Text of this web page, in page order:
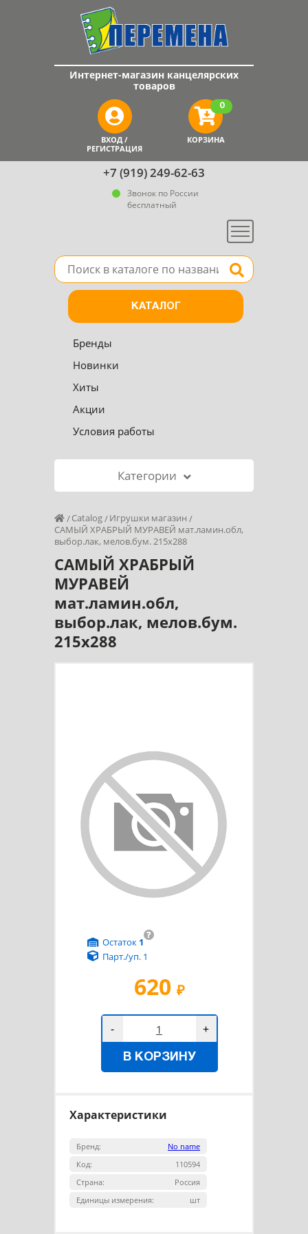
+7 (919) 249-62-63
Звонок по России
бесплатный
Меню
Интернет-магазин канцелярских
товаров
ВХОД /
РЕГИСТРАЦИЯ
КОРЗИНА
0
Поле для поиска товара в каталоге Найти
КАТАЛОГ
Бренды
Новинки
Хиты
Акции
Условия работы
Категории
Catalog
Игрушки магазин
САМЫЙ ХРАБРЫЙ МУРАВЕЙ мат.ламин.обл,
выбор.лак, мелов.бум. 215х288
САМЫЙ ХРАБРЫЙ
МУРАВЕЙ
мат.ламин.обл,
выбор.лак, мелов.бум.
215х288
620 ₽
?
Остаток 1
Парт./уп. 1
- +
В КОРЗИНУ
Характеристики
Бренд:
No name
Код:
110594
Страна:
Россия
Единицы измерения:
шт